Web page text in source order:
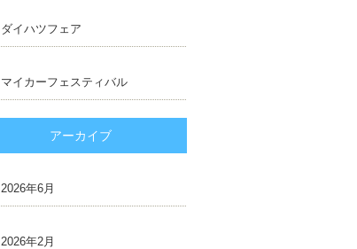
ダイハツフェア
マイカーフェスティバル
アーカイブ
2026年6月
2026年2月